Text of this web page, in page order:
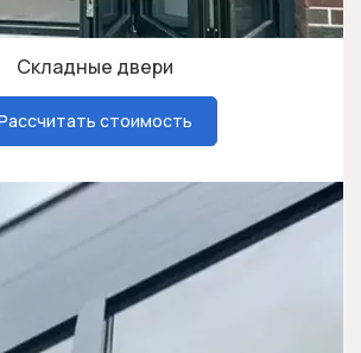
Складные двери
стоимость